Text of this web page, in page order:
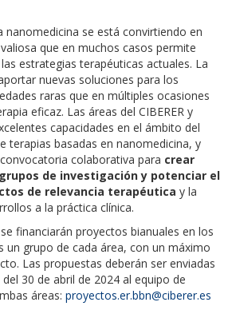
nanomedicina se está convirtiendo en
que en muchos casos permite
estrategias terapéuticas actuales. La
nuevas soluciones para los
raras que en múltiples ocasiones
eficaz. Las áreas del CIBERER y
capacidades en el ámbito del
terapias basadas en nanomedicina, y
colaborativa para crear
de investigación y potenciar el
de relevancia terapéutica y la
a la práctica clínica.
financiarán proyectos bianuales en los
un grupo de cada área, con un máximo
Las propuestas deberán ser enviadas
30 de abril de 2024 al equipo de
áreas: proyectos.er.bbn@ciberer.es